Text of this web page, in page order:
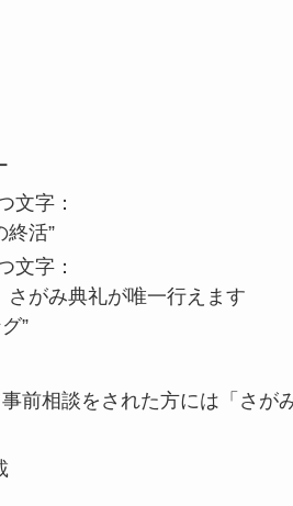
文字：
終活”
文字：
さがみ典礼が唯一行えます
”
前相談をされた方には「さが